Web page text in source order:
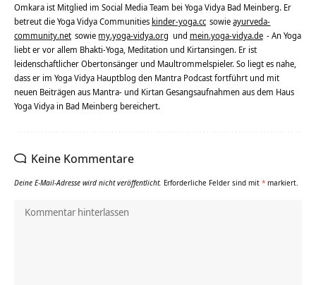
Omkara ist Mitglied im Social Media Team bei Yoga Vidya Bad Meinberg. Er
betreut die Yoga Vidya Communities kinder-yoga.cc sowieayurveda-
community.net sowie my.yoga-vidya.org und mein.yoga-vidya.de - An Yoga
liebt er vor allem Bhakti-Yoga, Meditation und Kirtansingen. Er ist
leidenschaftlicher Obertonsänger und Maultrommelspieler. So liegt es nahe,
dass er im Yoga Vidya Hauptblog den Mantra Podcast fortführt und mit
neuen Beiträgen aus Mantra- und Kirtan Gesangsaufnahmen aus dem Haus
Yoga Vidya in Bad Meinberg bereichert.
Keine Kommentare
Deine E-Mail-Adresse wird nicht veröffentlicht. Erforderliche Felder sind mit * markiert.